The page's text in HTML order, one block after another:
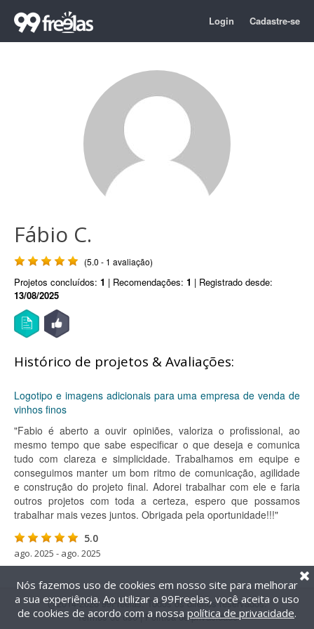
Login Cadastre-se
Fábio C.
(5.0 - 1 avaliação)
Projetos concluídos: 1 | Recomendações: 1 | Registrado desde:
13/08/2025
Histórico de projetos & Avaliações:
Logotipo e imagens adicionais para uma empresa de venda de
vinhos finos
"Fabio é aberto a ouvir opiniões, valoriza o profissional, ao
mesmo tempo que sabe especificar o que deseja e comunica
tudo com clareza e simplicidade. Trabalhamos em equipe e
conseguimos manter um bom ritmo de comunicação, agilidade
e construção do projeto final. Adorei trabalhar com ele e faria
outros projetos com toda a certeza, espero que possamos
trabalhar mais vezes juntos. Obrigada pela oportunidade!!!"
5.0
ago. 2025 - ago. 2025
@2014-2026 99Freelas. Todos os direitos reservados.
Termos de uso| Política de privacidade
Nós fazemos uso de cookies em nosso site para melhorar
a sua experiência. Ao utilizar a 99Freelas, você aceita o uso
de cookies de acordo com a nossa política de privacidade.